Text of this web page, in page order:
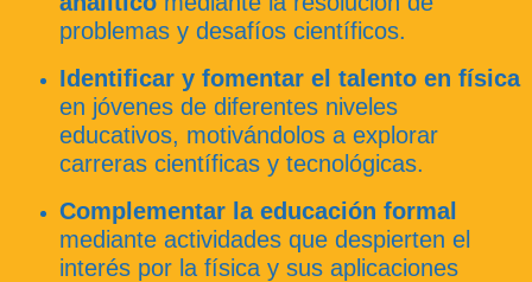
problemas y desafíos científicos.
Identificar y fomentar el talento en física
en jóvenes de diferentes niveles
educativos, motivándolos a explorar
carreras científicas y tecnológicas.
Complementar la educación formal
mediante actividades que despierten el
interés por la física y sus aplicaciones